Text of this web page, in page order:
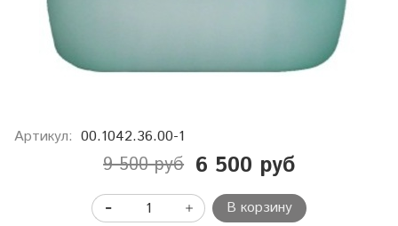
Артикул: 00.1042.36.00-1
9 500 руб 6 500 руб
В корзину